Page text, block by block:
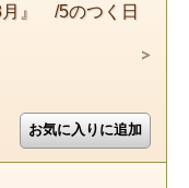
』 /5のつく日